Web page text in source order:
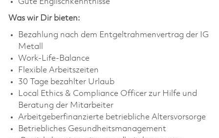
Gute Englischkenntnisse
Was wir Dir bieten:
Bezahlung nach dem Entgeltrahmenvertrag der IG
Metall
Work-Life-Balance
Flexible Arbeitszeiten
30 Tage bezahlter Urlaub
Local Ethics & Compliance Officer zur Hilfe und
Beratung der Mitarbeiter
Arbeitgeberfinanzierte betriebliche Altersvorsorge
Betriebliches Gesundheitsmanagement